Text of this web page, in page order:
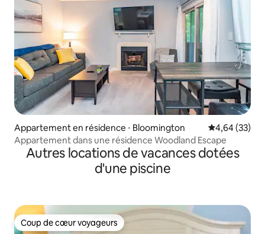
Appartement en résidence ⋅ Bloomington Évaluation
4,64 (33)
Appartement dans une résidence Woodland Escape
Autres locations de vacances dotées
d'une piscine
Coup de cœur voyageurs
Coup de cœur voyageurs